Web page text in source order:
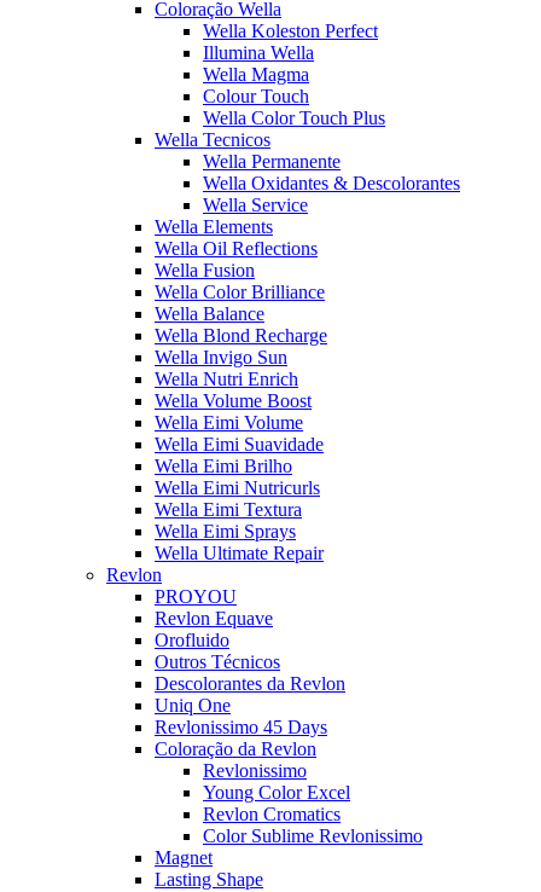
Coloração Wella
Wella Koleston Perfect
Illumina Wella
Wella Magma
Colour Touch
Wella Color Touch Plus
Wella Tecnicos
Wella Permanente
Wella Oxidantes & Descolorantes
Wella Service
Wella Elements
Wella Oil Reflections
Wella Fusion
Wella Color Brilliance
Wella Balance
Wella Blond Recharge
Wella Invigo Sun
Wella Nutri Enrich
Wella Volume Boost
Wella Eimi Volume
Wella Eimi Suavidade
Wella Eimi Brilho
Wella Eimi Nutricurls
Wella Eimi Textura
Wella Eimi Sprays
Wella Ultimate Repair
Revlon
PROYOU
Revlon Equave
Orofluido
Outros Técnicos
Descolorantes da Revlon
Uniq One
Revlonissimo 45 Days
Coloração da Revlon
Revlonissimo
Young Color Excel
Revlon Cromatics
Color Sublime Revlonissimo
Magnet
Lasting Shape